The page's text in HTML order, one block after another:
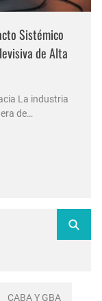
Sistémico
de Alta
La industria
de
en
CABA Y GBA